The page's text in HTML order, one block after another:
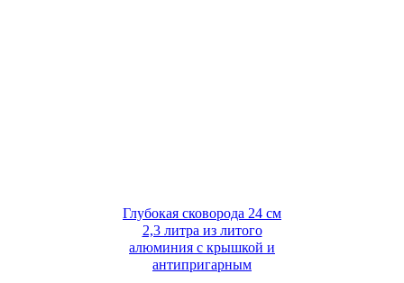
Глубокая сковорода 24 см
2,3 литра из литого
алюминия с крышкой и
антипригарным